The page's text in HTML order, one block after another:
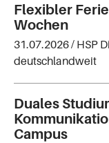
Flexibler
Wochen
31.07.2026 / HSP
deutschlandweit
Duales
Campus